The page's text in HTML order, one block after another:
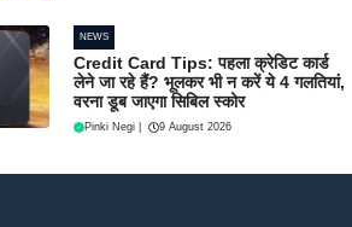
NEWS
Credit Card Tips: पहला क्रेडिट कार्ड
लेने जा रहे हैं? भूलकर भी न करें ये 4 गलतियां,
वरना डूब जाएगा सिबिल स्कोर
Pinki Negi 9 August 2026